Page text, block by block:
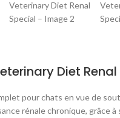
Diet
pour chats en vue de
rénale chronique, grâce